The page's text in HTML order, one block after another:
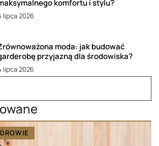
komfortu i stylu?
lipca 2026
moda: jak budować
przyjazną dla środowiska?
lipca 2026